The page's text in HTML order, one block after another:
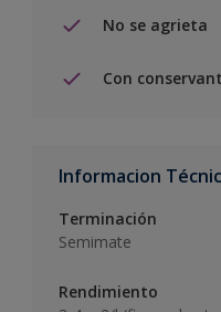
No se agrieta
Con
Informacion
Terminación
Semimate
Rendimiento